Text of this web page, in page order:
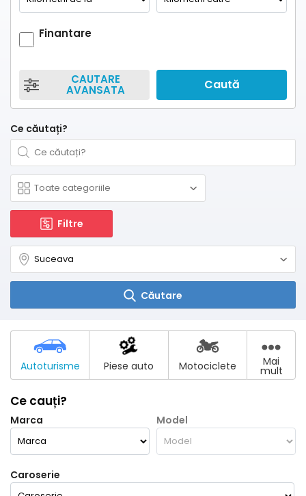
Finantare
CAUTARE
AVANSATA Caută
Ce căutați?
Filtre
Căutare
Autoturisme Piese auto Motociclete Mai
mult
Ce cauți?
Marca Model
Caroserie